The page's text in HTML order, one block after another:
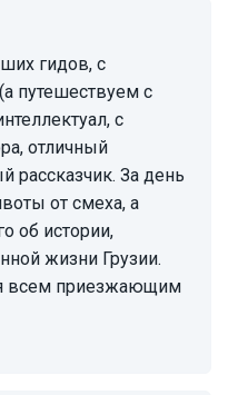
путешествуем с
с
отличный
рассказчик. За день
от смеха, а
об истории,
жизни Грузии.
всем приезжающим